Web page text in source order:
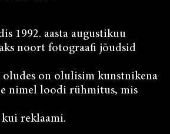
1992. aasta augustikuu
noort fotograafi jõudsid
oludes on olulisim kunstnikena
nimel loodi rühmitus, mis
reklaami.